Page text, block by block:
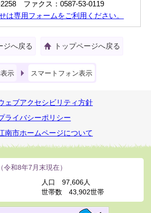
2258 ファクス：0587-53-0119
は専用フォームをご利用ください。
ジへ戻る トップページへ戻る
示 スマートフォン表示
ェブアクセシビリティ方針
ライバシーポリシー
南市ホームページについて
（令和8年7月末現在）
人口
97,606人
世帯数
43,902世帯